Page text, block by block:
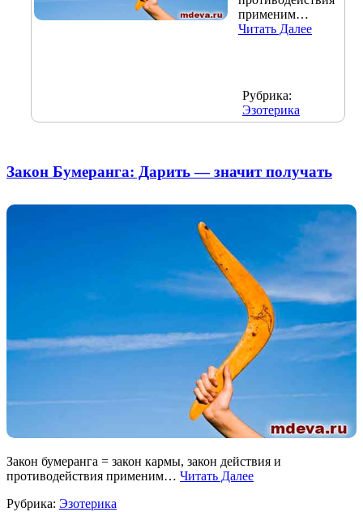
применим…
Читать Далее
Рубрика:
Эзотерика
Закон Бумеранга: Дарить — значит получать
Закон бумеранга = закон кармы, закон действия и
противодействия применим… Читать Далее
Рубрика: Эзотерика